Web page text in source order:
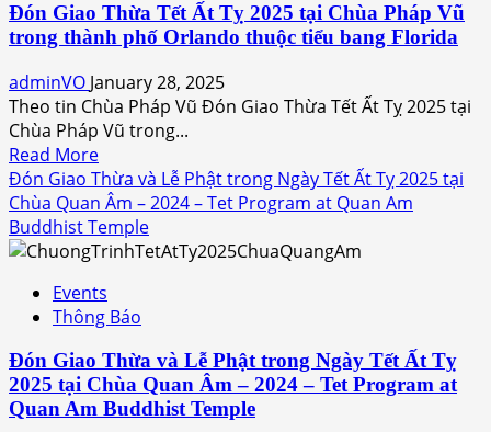
Dự
và
Chương
Trình
Tết
Ất
Tỵ
tại
Chùa
Báo
Ân
–
2025
–
Tet
Program
at
Đón Giao Thừa Tết Ất Tỵ 2025 tại Chùa Pháp Vũ
trong thành phố Orlando thuộc tiểu bang Florida
adminVO January 28, 2025
Theo tin Chùa Pháp Vũ Đón Giao Thừa Tết Ất Tỵ 2025 tại
Chùa Pháp Vũ trong...
Read MoreRead
more
about
Đón
Giao
Tết
Ất
2025
tại
Chùa
Đón Giao Thừa và Lễ Phật trong Ngày Tết Ất Tỵ 2025 tại
Chùa Quan Âm – 2024 – Tet Program at Quan Am
Buddhist Temple
Events
Thông Báo
Đón Giao Thừa và Lễ Phật trong Ngày Tết Ất Tỵ
2025 tại Chùa Quan Âm – 2024 – Tet Program at
Quan Am Buddhist Temple